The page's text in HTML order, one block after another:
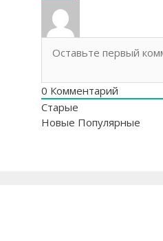
0 Комментарий
Старые
Новые Популярные